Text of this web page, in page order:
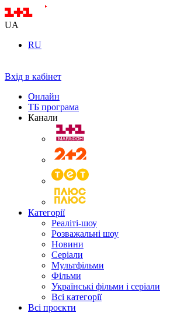
UA
RU
Вхід в кабінет
Онлайн
ТБ програма
Канали
Категорії
Реаліті-шоу
Розважальні шоу
Новини
Серіали
Мультфільми
Фільми
Українські фільми і серіали
Всі категорії
Всі проєкти